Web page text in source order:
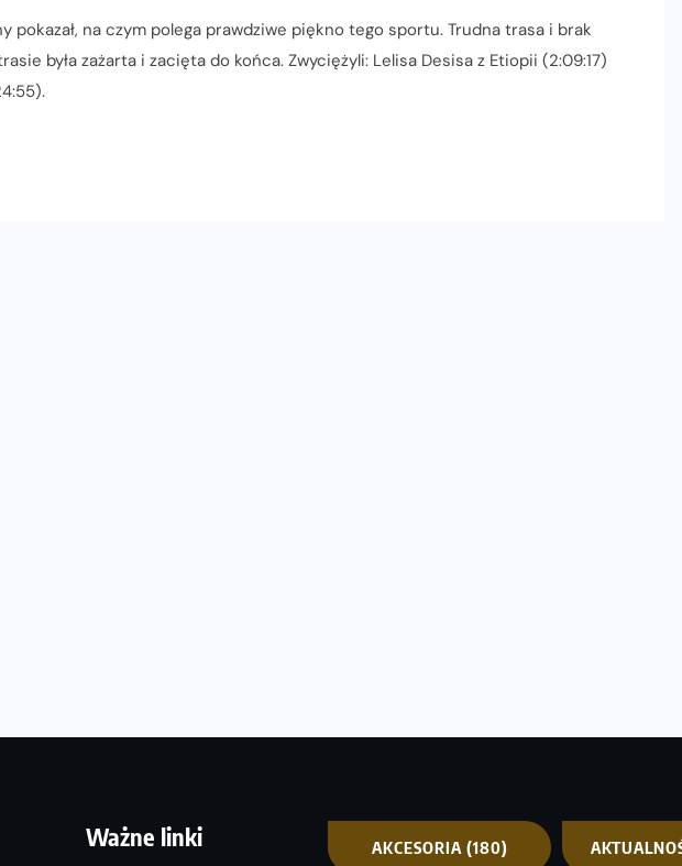
pokazał, na czym polega prawdziwe piękno tego sportu. Trudna trasa i brak
była zażarta i zacięta do końca. Zwyciężyli: Lelisa Desisa z Etiopii (2:09:17)
Ważne linki AKCESORIA (180)